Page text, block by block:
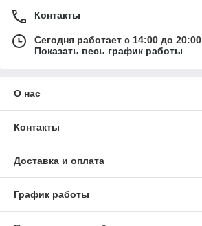
Контакты
Сегодня работает с 14:00 до 20:00
Показать весь график работы
О нас
Контакты
Доставка и оплата
График работы